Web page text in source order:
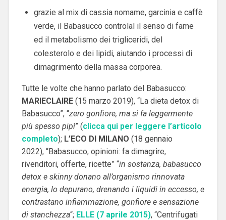
grazie al mix di cassia nomame, garcinia e caffè
verde, il Babasucco controlal il senso di fame
ed il metabolismo dei trigliceridi, del
colesterolo e dei lipidi, aiutando i processi di
dimagrimento della massa corporea.
Tutte le volte che hanno parlato del Babasucco:
MARIECLAIRE(15 marzo 2019), “La dieta detox di
Babasucco”, “zero gonfiore, ma si fa leggermente
più spesso pipì” (clicca qui per leggere l’articolo
completo); L’ECO DI MILANO (18 gennaio
2022), “Babasucco, opinioni: fa dimagrire,
rivenditori, offerte, ricette” “in sostanza, babasucco
detox e skinny donano all’organismo rinnovata
energia, lo depurano, drenando i liquidi in eccesso, e
contrastano infiammazione, gonfiore e sensazione
di stanchezza“; ELLE (7 aprile 2015), “Centrifugati